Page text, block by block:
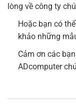
lòng về công ty
Hoặc bạn có
khảo những
Cảm ơn các
ADcomputer